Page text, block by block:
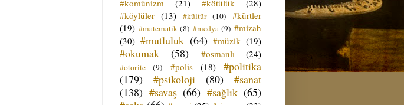
#komünizm (21) #kötülük
(28)
#köylüler (13) #kültür (10)
#kürtler
(19) #matematik (8) #medya (9) #mizah
(30) #mutluluk (64) #müzik (19)
#okumak (58) #osmanlı (24)
#otorite (9) #polis (18)
#politika
(179)
#psikoloji (80)
#sanat
(138) #savaş (66) #sağlık (65)